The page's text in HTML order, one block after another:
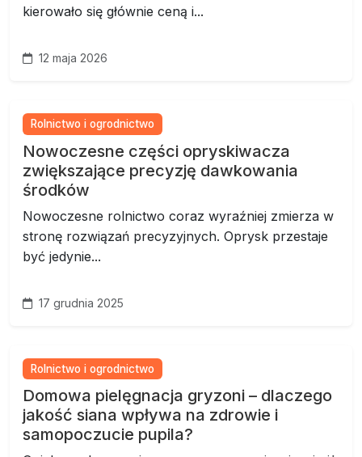
kierowało się głównie ceną i...
12 maja 2026
Rolnictwo i ogrodnictwo
Nowoczesne części opryskiwacza
zwiększające precyzję dawkowania
środków
Nowoczesne rolnictwo coraz wyraźniej zmierza w
stronę rozwiązań precyzyjnych. Oprysk przestaje
być jedynie...
17 grudnia 2025
Rolnictwo i ogrodnictwo
Domowa pielęgnacja gryzoni – dlaczego
jakość siana wpływa na zdrowie i
samopoczucie pupila?